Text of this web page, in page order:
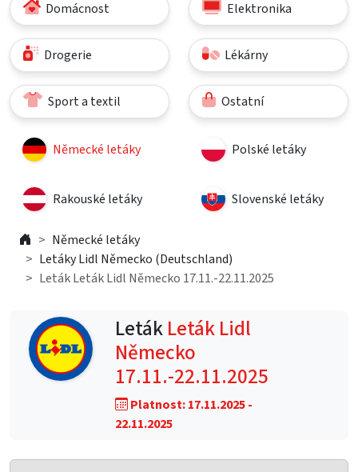
Domácnost Elektronika
Drogerie Lékárny
Sport a textil Ostatní
Německé letáky Polské letáky
Rakouské letáky Slovenské letáky
Německé letáky
Letáky Lidl Německo (Deutschland)
Leták Leták Lidl Německo 17.11.-22.11.2025
LetákLeták Lidl
Německo
17.11.-22.11.2025
Platnost: 17.11.2025 -
22.11.2025